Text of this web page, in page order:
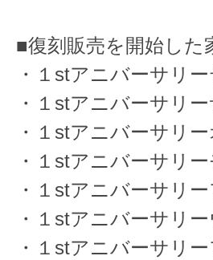
■復刻販売を開始した
・１stアニバーサリ
・１stアニバーサリ
・１stアニバーサリ
・１stアニバーサリ
・１stアニバーサリ
・１stアニバーサリ
・１stアニバーサリ